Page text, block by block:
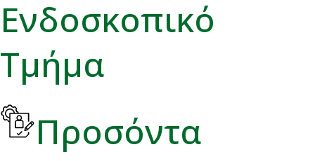
Ενδοσκοπικό
Τμήμα
Προσόντα